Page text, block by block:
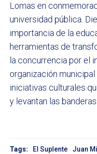
Lomas en
universidad pública.
importancia de la
herramientas de
la concurrencia por el
organización
iniciativas culturales
y levantan las
Tags: El Suplente Juan